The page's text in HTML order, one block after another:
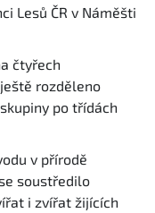
Lesů ČR v Náměšti
čtyřech
rozděleno
po třídách
v přírodě
soustředilo
i zvířat žijících